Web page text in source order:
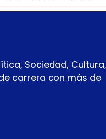
Sociedad, Cultura,
carrera con más de